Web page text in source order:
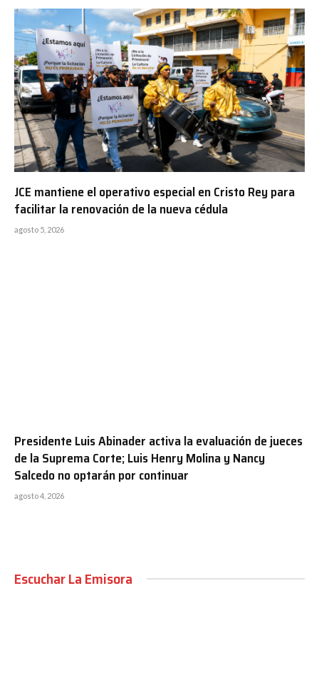
JCE mantiene el operativo especial en Cristo Rey para
facilitar la renovación de la nueva cédula
agosto 5, 2026
Presidente Luis Abinader activa la evaluación de jueces
de la Suprema Corte; Luis Henry Molina y Nancy
Salcedo no optarán por continuar
agosto 4, 2026
Escuchar La Emisora